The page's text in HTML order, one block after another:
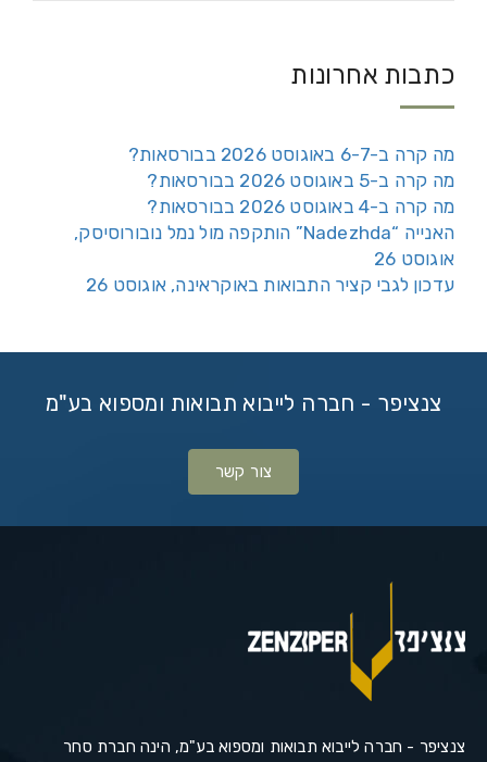
כתבות אחרונות
מה קרה ב-6-7 באוגוסט 2026 בבורסאות?
מה קרה ב-5 באוגוסט 2026 בבורסאות?
מה קרה ב-4 באוגוסט 2026 בבורסאות?
האנייה “Nadezhda” הותקפה מול נמל נובורוסיסק,
אוגוסט 26
עדכון לגבי קציר התבואות באוקראינה, אוגוסט 26
צנציפר - חברה לייבוא תבואות ומספוא בע"מ
צור קשר
צנציפר - חברה לייבוא תבואות ומספוא בע"מ, הינה חברת סחר